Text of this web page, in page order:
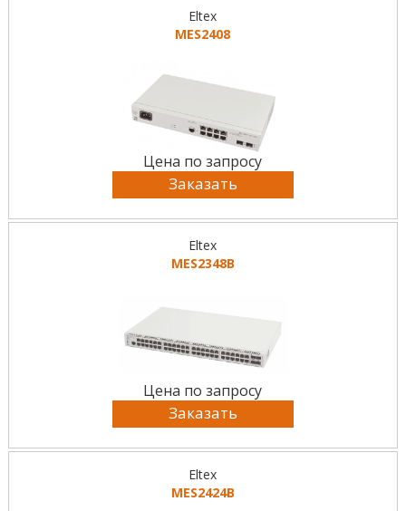
Eltex
MES2408
Цена по запросу
Заказать
Eltex
MES2348B
Цена по запросу
Заказать
Eltex
MES2424B